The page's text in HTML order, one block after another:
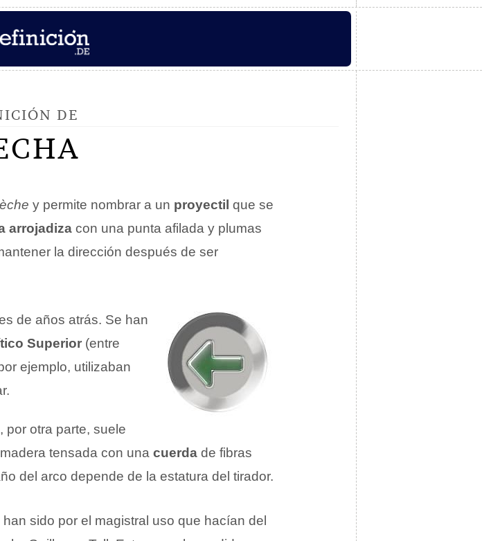
DE
y permite nombrar a un proyectil que se
arrojadiza con una punta afilada y plumas
la dirección después de ser
de años atrás. Se han
Superior (entre
ejemplo, utilizaban
por otra parte, suele
tensada con una cuerda de fibras
del arco depende de la estatura del tirador.
sido por el magistral uso que hacían del